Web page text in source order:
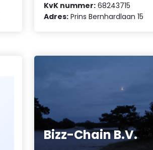
KvK nummer: 68243715
Adres: Prins Bernhardlaan 15
Bizz-Chain B.V.